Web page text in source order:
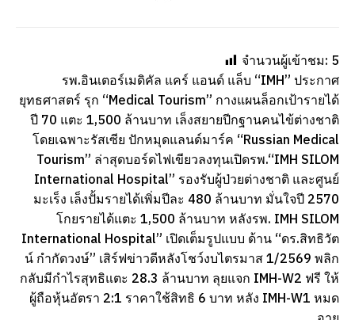
จำนวนผู้เข้าชม: 5
รพ.อินเตอร์เมดิคัล แคร์ แอนด์ แล็บ “IMH” ประกาศ
ยุทธศาสตร์ รุก “Medical Tourism” กางแผนล็อกเป้ารายได้
ปี 70 แตะ 1,500 ล้านบาท เล็งสยายปีกฐานคนไข้ต่างชาติ
โดยเฉพาะรัสเซีย ปักหมุดแลนด์มาร์ค “Russian Medical
Tourism” ล่าสุดบอร์ดไฟเขียวลงทุนเปิดรพ.“IMH SILOM
International Hospital” รองรับผู้ป่วยต่างชาติ และศูนย์
มะเร็ง เล็งปั้มรายได้เพิ่มปีละ 480 ล้านบาท มั่นใจปี 2570
โกยรายได้แตะ 1,500 ล้านบาท หลังรพ. IMH SILOM
International Hospital” เปิดเต็มรูปแบบ ด้าน “ดร.สิทธิวัต
น์ กำกัดวงษ์” เสิร์ฟข่าวดีหลังโชว์งบไตรมาส 1/2569 พลิก
กลับมีกำไรสุทธิแตะ 28.3 ล้านบาท ลุยแจก IMH-W2 ฟรี ให้
ผู้ถือหุ้นอัตรา 2:1 ราคาใช้สิทธิ 6 บาท หลัง IMH-W1 หมด